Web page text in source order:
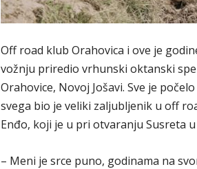
Off road klub Orahovica i ove je
vožnju priredio vrhunski oktanski
Orahovice, Novoj Jošavi. Sve je
svega bio je veliki zaljubljenik u off
Enđo, koji je u pri otvaranju Susreta
– Meni je srce puno, godinama na